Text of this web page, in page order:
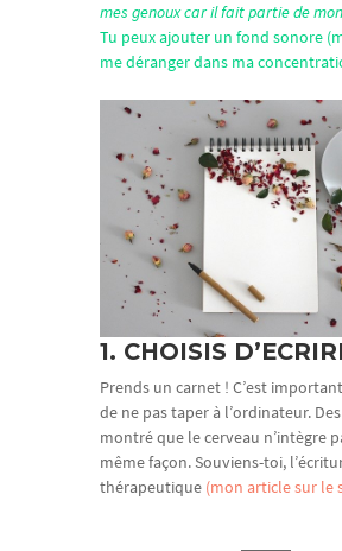
mes genoux car il fait partie de
Tu peux ajouter un fond sonore
me déranger dans ma
1. CHOISIS
Prends un carnet ! C’est
de ne pas taper à l’ordinateur.
montré que le cerveau n’intègre
même façon. Souviens-toi,
thérapeutique (mon article sur le